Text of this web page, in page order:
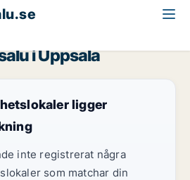
i Uppsala
ligger
inte registrerat några
som matchar din